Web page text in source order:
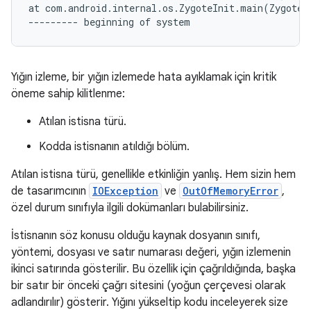
at
Yığın izleme, bir yığın izlemede hata ayıklamak için kritik
öneme sahip kilitlenme:
Atılan istisna türü.
Kodda istisnanın atıldığı bölüm.
Atılan istisna türü, genellikle etkinliğin yanlış. Hem sizin hem
de tasarımcının IOException ve OutOfMemoryError ,
özel durum sınıfıyla ilgili dokümanları bulabilirsiniz.
İstisnanın söz konusu olduğu kaynak dosyanın sınıfı,
yöntemi, dosyası ve satır numarası değeri, yığın izlemenin
ikinci satırında gösterilir. Bu özellik için çağrıldığında, başka
bir satır bir önceki çağrı sitesini (yoğun çerçevesi olarak
adlandırılır) gösterir. Yığını yükseltip kodu inceleyerek size